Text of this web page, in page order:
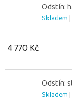
Odstín:
Skladem
4 770 Kč
Odstín:
Skladem